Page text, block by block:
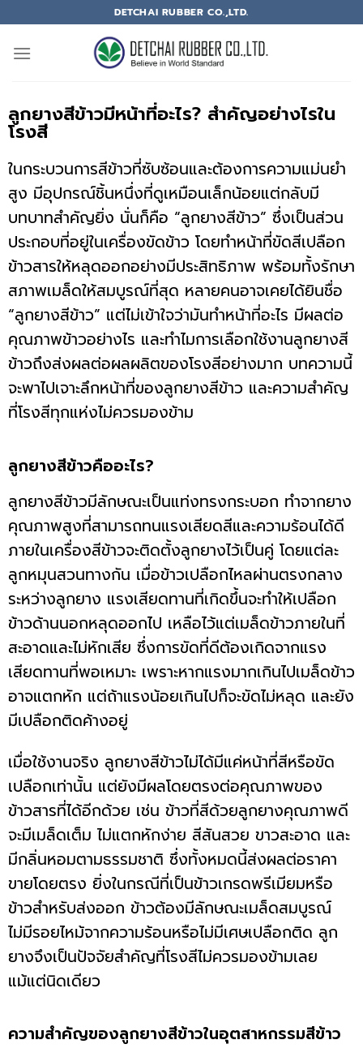
DETCHAI RUBBER CO.,LTD.
ลูกยางสีข้าวมีหน้าที่อะไร? สำคัญอย่างไรใน
โรงสี
ในกระบวนการสีข้าวที่ซับซ้อนและต้องการความแม่นยำ
สูง มีอุปกรณ์ชิ้นหนึ่งที่ดูเหมือนเล็กน้อยแต่กลับมี
บทบาทสำคัญยิ่ง นั่นก็คือ “ลูกยางสีข้าว” ซึ่งเป็นส่วน
ประกอบที่อยู่ในเครื่องขัดข้าว โดยทำหน้าที่ขัดสีเปลือก
ข้าวสารให้หลุดออกอย่างมีประสิทธิภาพ พร้อมทั้งรักษา
สภาพเมล็ดให้สมบูรณ์ที่สุด หลายคนอาจเคยได้ยินชื่อ
“ลูกยางสีข้าว” แต่ไม่เข้าใจว่ามันทำหน้าที่อะไร มีผลต่อ
คุณภาพข้าวอย่างไร และทำไมการเลือกใช้งานลูกยางสี
ข้าวถึงส่งผลต่อผลผลิตของโรงสีอย่างมาก บทความนี้
จะพาไปเจาะลึกหน้าที่ของลูกยางสีข้าว และความสำคัญ
ที่โรงสีทุกแห่งไม่ควรมองข้าม
ลูกยางสีข้าวคืออะไร?
ลูกยางสีข้าวมีลักษณะเป็นแท่งทรงกระบอก ทำจากยาง
คุณภาพสูงที่สามารถทนแรงเสียดสีและความร้อนได้ดี
ภายในเครื่องสีข้าวจะติดตั้งลูกยางไว้เป็นคู่ โดยแต่ละ
ลูกหมุนสวนทางกัน เมื่อข้าวเปลือกไหลผ่านตรงกลาง
ระหว่างลูกยาง แรงเสียดทานที่เกิดขึ้นจะทำให้เปลือก
ข้าวด้านนอกหลุดออกไป เหลือไว้แต่เมล็ดข้าวภายในที่
สะอาดและไม่หักเสีย ซึ่งการขัดที่ดีต้องเกิดจากแรง
เสียดทานที่พอเหมาะ เพราะหากแรงมากเกินไปเมล็ดข้าว
อาจแตกหัก แต่ถ้าแรงน้อยเกินไปก็จะขัดไม่หลุด และยัง
มีเปลือกติดค้างอยู่
เมื่อใช้งานจริง ลูกยางสีข้าวไม่ได้มีแค่หน้าที่สีหรือขัด
เปลือกเท่านั้น แต่ยังมีผลโดยตรงต่อคุณภาพของ
ข้าวสารที่ได้อีกด้วย เช่น ข้าวที่สีด้วยลูกยางคุณภาพดี
จะมีเมล็ดเต็ม ไม่แตกหักง่าย สีสันสวย ขาวสะอาด และ
มีกลิ่นหอมตามธรรมชาติ ซึ่งทั้งหมดนี้ส่งผลต่อราคา
ขายโดยตรง ยิ่งในกรณีที่เป็นข้าวเกรดพรีเมียมหรือ
ข้าวสำหรับส่งออก ข้าวต้องมีลักษณะเมล็ดสมบูรณ์
ไม่มีรอยไหม้จากความร้อนหรือไม่มีเศษเปลือกติด ลูก
ยางจึงเป็นปัจจัยสำคัญที่โรงสีไม่ควรมองข้ามเลย
แม้แต่นิดเดียว
ความสำคัญของลูกยางสีข้าวในอุตสาหกรรมสีข้าว